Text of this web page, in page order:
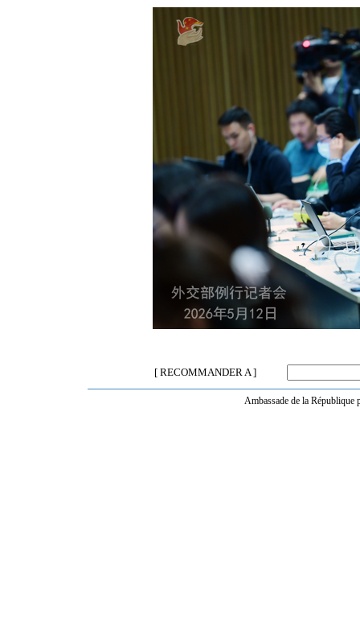
[ RECOMMANDER A ]
Ambassade de la République